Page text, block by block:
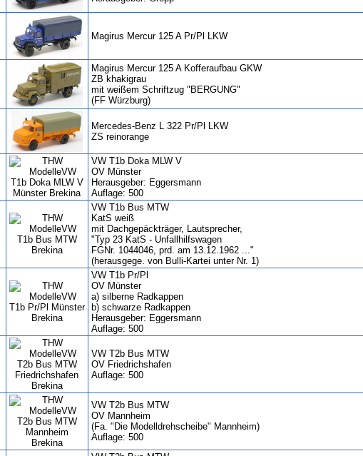
Magirus Mercur 125 A Pr/Pl LKW
Magirus Mercur 125 A Kofferaufbau GKW
ZB khakigrau
mit weißem Schriftzug "BERGUNG"
(FF Würzburg)
Mercedes-Benz L 322 Pr/Pl LKW
ZS reinorange
VW T1b Doka MLW V
OV Münster
Herausgeber: Eggersmann
Auflage: 500
VW T1b Bus MTW
KatS weiß
mit Dachgepäckträger, Lautsprecher,
"Typ 23 KatS - Unfallhilfswagen
FGNr. 1044046, prd. am 13.12.1962 ..."
(herausgege. von Bulli-Kartei unter Nr. 1)
VW T1b Pr/Pl
OV Münster
a) silberne Radkappen
b) schwarze Radkappen
Herausgeber: Eggersmann
Auflage: 500
VW T2b Bus MTW
OV Friedrichshafen
Auflage: 500
VW T2b Bus MTW
OV Mannheim
(Fa. "Die Modelldrehscheibe" Mannheim)
Auflage: 500